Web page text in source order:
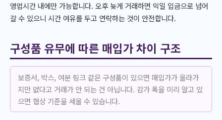
영업시간 내에만 가능합니다. 오후 늦게 거래하면 익일 입금으로 넘어
갈 수 있으니 시간 여유를 두고 연락하는 것이 안전합니다.
구성품 유무에 따른 매입가 차이 구조
보증서, 박스, 여분 링크 같은 구성품이 있으면 매입가가 올라가
지만 없다고 거래가 안 되는 건 아닙니다. 감가 폭을 미리 알고 있
으면 협상 기준을 세울 수 있습니다.